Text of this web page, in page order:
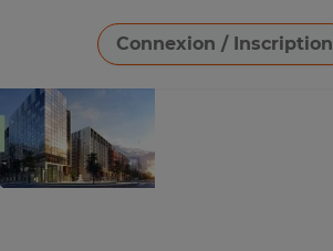
Connexion / Inscription
Télécharger une image